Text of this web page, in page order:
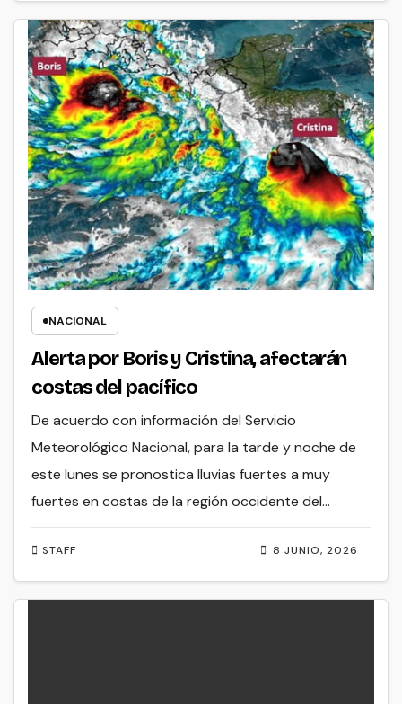
NACIONAL
Alerta por Boris y Cristina, afectarán
costas del pacífico
8 JUNIO, 2026
STAFF
De acuerdo con información del Servicio
Meteorológico Nacional, para la tarde y noche de
este lunes se pronostica lluvias fuertes a muy
fuertes en costas de la región occidente del…